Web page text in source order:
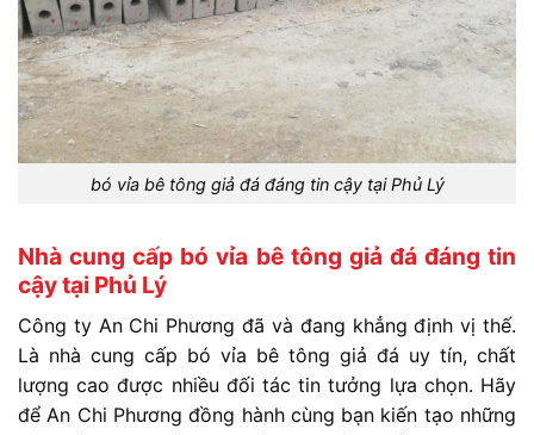
bó vỉa bê tông giả đá đáng tin cậy tại Phủ Lý
Nhà cung cấp bó vỉa bê tông giả đá đáng tin
cậy tại Phủ Lý
Công ty An Chi Phương đã và đang khẳngđịnhvịthế.
Là nhà cung cấp bó vỉa bê tông giả đá uy tín, chất
lượngcao được nhiều đốitáctintưởng lựa chọn. Hãy
để An Chi Phương đồng hành cùng bạn kiến tạo những